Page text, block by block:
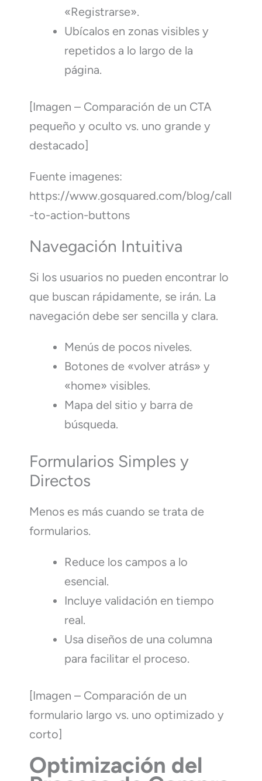
«Registrarse».
Ubícalos en zonas visibles y
repetidos a lo largo de la
página.
[Imagen – Comparación de un CTA
pequeño y oculto vs. uno grande y
destacado]
Fuente imagenes:
https://www.gosquared.com/blog/call
-to-action-buttons
Navegación Intuitiva
Si los usuarios no pueden encontrar lo
que buscan rápidamente, se irán. La
navegación debe ser sencilla y clara.
Menús de pocos niveles.
Botones de «volver atrás» y
«home» visibles.
Mapa del sitio y barra de
búsqueda.
Formularios Simples y
Directos
Menos es más cuando se trata de
formularios.
Reduce los campos a lo
esencial.
Incluye validación en tiempo
real.
Usa diseños de una columna
para facilitar el proceso.
[Imagen – Comparación de un
formulario largo vs. uno optimizado y
corto]
Optimización del